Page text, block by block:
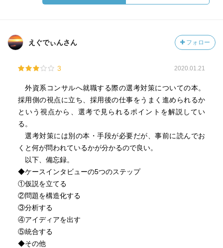
えぐでぃんさん フォロー
3 2020.01.21
外資系コンサルへ就職する際の選考対策についての本。
採用側の視点に立ち、採用後の仕事をうまく進められるか
という視点から、選考で見られるポイントを解説してい
る。
選考対策には別の本・手段が必要だが、事前に読んでお
くと何が問われているかが分かるので良い。
以下、備忘録。
◆ケースインタビューの5つのステップ
①仮説を立てる
②問題を構造化する
③分析する
④アイディアを出す
⑤統合する
◆その他